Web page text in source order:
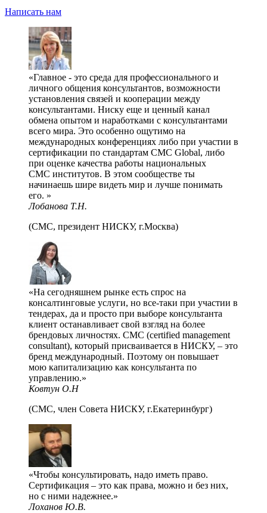
Написать нам
Главное - это среда для профессионального и
личного общения консультантов, возможности
установления связей и кооперации между
консультантами. Ниску еще и ценный канал
обмена опытом и наработками с консультантами
всего мира. Это особенно ощутимо на
международных конференциях либо при участии в
сертификации по стандартам CMC Global, либо
при оценке качества работы национальных
СMC институтов. В этом сообществе ты
начинаешь шире видеть мир и лучше понимать
его.
Лобанова Т.Н.
(СМС, президент НИСКУ, г.Москва)
На сегодняшнем рынке есть спрос на
консалтинговые услуги, но все-таки при участии в
тендерах, да и просто при выборе консультанта
клиент останавливает свой взгляд на более
брендовых личностях. СМС (certified management
consultant), который присваивается в НИСКУ, – это
бренд международный. Поэтому он повышает
мою капитализацию как консультанта по
управлению.
Ковтун О.Н
(СМС, член Совета НИСКУ, г.Екатеринбург)
Чтобы консультировать, надо иметь право.
Сертификация – это как права, можно и без них,
но с ними надежнее.
Лоханов Ю.В.